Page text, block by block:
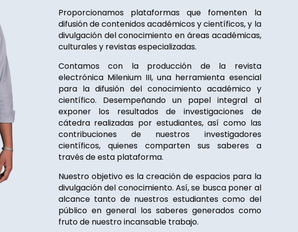
Proporcionamos plataformas que fomenten la
difusión de contenidos académicos y científicos, y la
divulgación del conocimiento en áreas académicas,
culturales y revistas especializadas.
Contamos con la producción de la revista
electrónica Milenium III, una herramienta esencial
para la difusión del conocimiento académico y
científico. Desempeñando un papel integral al
exponer los resultados de investigaciones de
cátedra realizadas por estudiantes, así como las
contribuciones de nuestros investigadores
científicos, quienes comparten sus saberes a
través de esta plataforma.
Nuestro objetivo es la creación de espacios para la
divulgación del conocimiento. Así, se busca poner al
alcance tanto de nuestros estudiantes como del
público en general los saberes generados como
fruto de nuestro incansable trabajo.